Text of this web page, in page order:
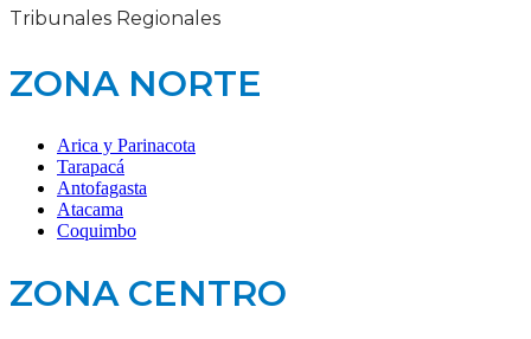
Tribunales Regionales
ZONA NORTE
Arica y Parinacota
Tarapacá
Antofagasta
Atacama
Coquimbo
ZONA CENTRO